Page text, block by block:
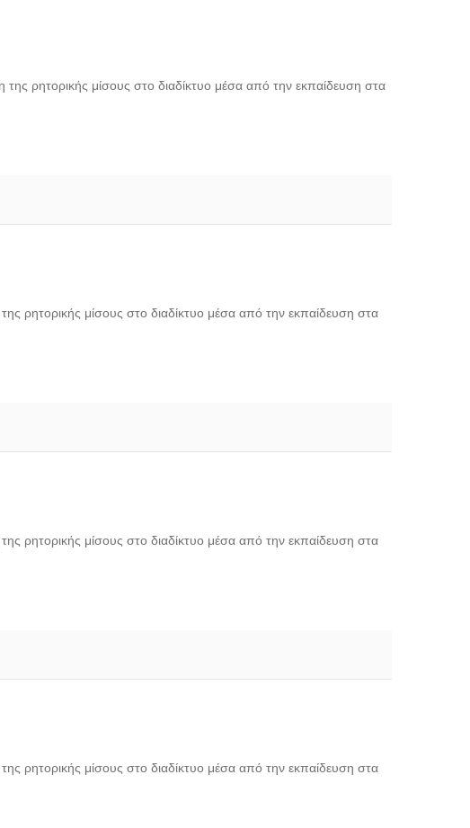
ρητορικής μίσους στο διαδίκτυο μέσα από την εκπαίδευση στα
ρητορικής μίσους στο διαδίκτυο μέσα από την εκπαίδευση στα
ρητορικής μίσους στο διαδίκτυο μέσα από την εκπαίδευση στα
ρητορικής μίσους στο διαδίκτυο μέσα από την εκπαίδευση στα